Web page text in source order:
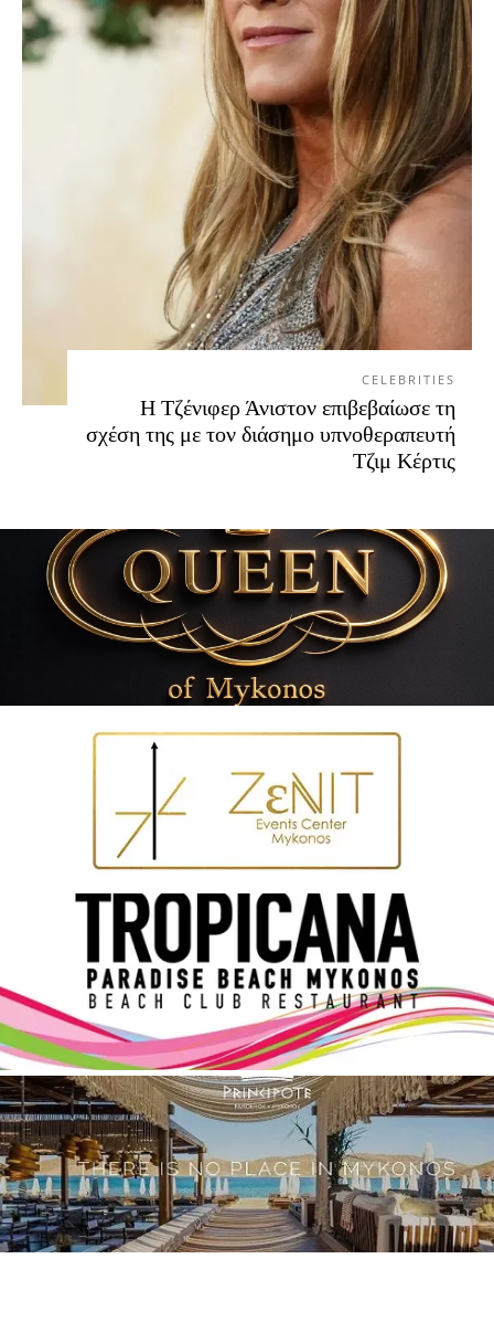
CELEBRITIES
Η Τζένιφερ Άνιστον επιβεβαίωσε τη
σχέση της με τον διάσημο υπνοθεραπευτή
Τζιμ Κέρτις